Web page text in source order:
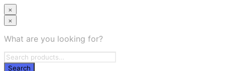
×
×
What are you looking for?